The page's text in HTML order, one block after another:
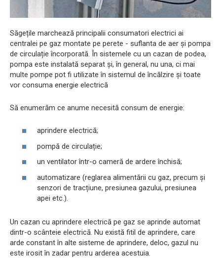
Săgețile marchează principalii consumatori electrici ai
centralei pe gaz montate pe perete - suflanta de aer și pompa
de circulație încorporată. În sistemele cu un cazan de podea,
pompa este instalată separat și, în general, nu una, ci mai
multe pompe pot fi utilizate în sistemul de încălzire și toate
vor consuma energie electrică
Să enumerăm ce anume necesită consum de energie:
aprindere electrică;
pompă de circulație;
un ventilator într-o cameră de ardere închisă;
automatizare (reglarea alimentării cu gaz, precum și
senzori de tracțiune, presiunea gazului, presiunea
apei etc.).
Un cazan cu aprindere electrică pe gaz se aprinde automat
dintr-o scânteie electrică. Nu există fitil de aprindere, care
arde constant în alte sisteme de aprindere, deloc, gazul nu
este irosit în zadar pentru arderea acestuia.